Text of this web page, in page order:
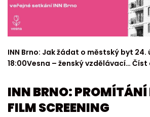
INN Brno: Jak žádat o městský byt 24.
18:00Vesna – ženský vzdělávací… Číst
INN BRNO: PROMÍTÁNÍ
FILM SCREENING